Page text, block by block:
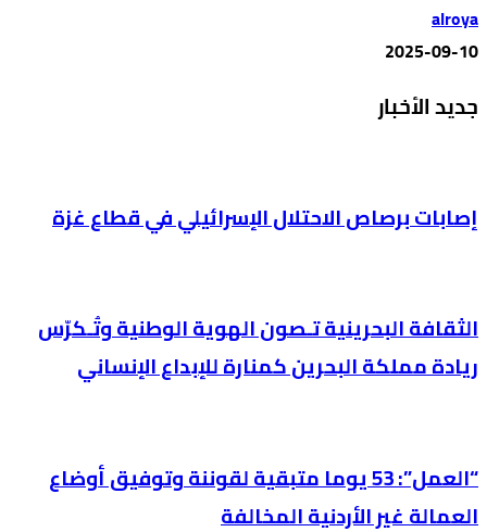
alroya
2025-09-10
جديد الأخبار
إصابات برصاص الاحتلال الإسرائيلي في قطاع غزة
الثقافة البحرينية تـصون الهوية الوطنية وتُـكرّس
ريادة مملكة البحرين كمنارة للإبداع الإنساني
“العمل”: 53 يوما متبقية لقوننة وتوفيق أوضاع
العمالة غير الأردنية المخالفة